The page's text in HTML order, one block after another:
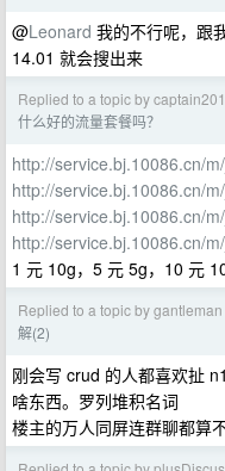
@Leonard 我的不行呢，跟
14.01 就会搜出来
Replied to a topic by
什么好的流量套餐吗？
http://service.bj.10086.cn/
http://service.bj.10086.cn/
http://service.bj.10086.cn/
http://service.bj.10086.cn/
1 元 10g，5 元 5g，10 元
Replied to a topic by gantleman
解(2)
刚会写 crud 的人都喜欢扯
啥东西。罗列堆积名词
楼主的万人同屏连群聊都算